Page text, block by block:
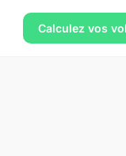
Calculez vos